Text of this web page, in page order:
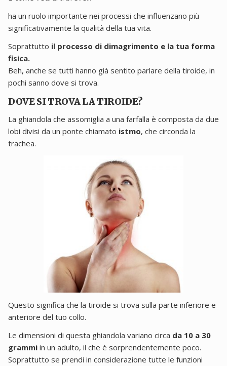
ha un ruolo importante nei processi che influenzano più
significativamente la qualità della tua vita.
Soprattutto il processo di dimagrimento e la tua forma
fisica.
Beh, anche se tutti hanno già sentito parlare della tiroide, in
pochi sanno dove si trova.
DOVE SI TROVA LA TIROIDE?
La ghiandola che assomiglia a una farfalla è composta da due
lobi divisi da un ponte chiamato istmo, che circonda la
trachea.
Questo significa che la tiroide si trova sulla parte inferiore e
anteriore del tuo collo.
Le dimensioni di questa ghiandola variano circa da 10 a 30
grammi in un adulto, il che è sorprendentemente poco.
Soprattutto se prendi in considerazione tutte le funzioni